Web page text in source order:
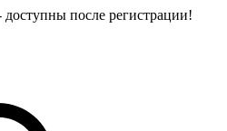
после регистрации!